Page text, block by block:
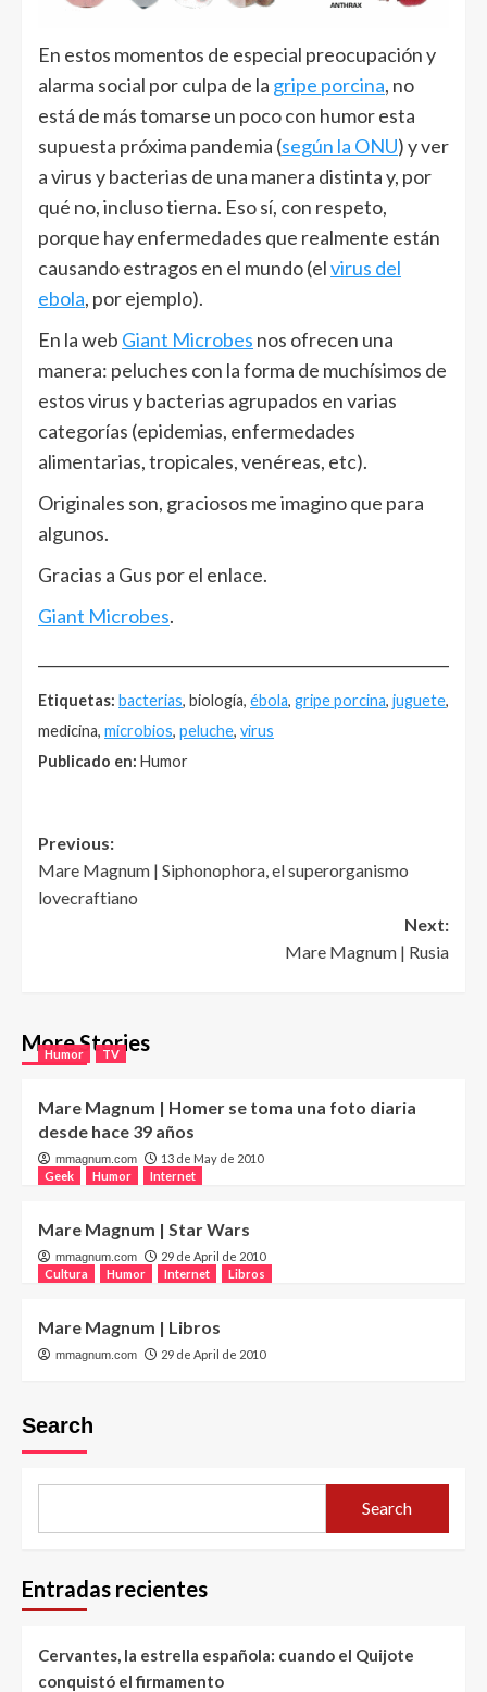
En estos momentos de especial preocupación y
alarma social por culpa de la gripe porcina, no
está de más tomarse un poco con humor esta
supuesta próxima pandemia (según la ONU) y ver
a virus y bacterias de una manera distinta y, por
qué no, incluso tierna. Eso sí, con respeto,
porque hay enfermedades que realmente están
causando estragos en el mundo (elvirus del
ebola, por ejemplo).
En la web Giant Microbes nos ofrecen una
manera: peluches con la forma de muchísimos de
estos virus y bacterias agrupados en varias
categorías (epidemias, enfermedades
alimentarias, tropicales, venéreas, etc).
Originales son, graciosos me imagino que para
algunos.
Gracias a Gus por el enlace.
Giant Microbes.
Etiquetas: bacterias, biología, ébola, gripe porcina, juguete,
medicina, microbios, peluche, virus
Publicado en: Humor
Post
navigation
Previous:
Mare Magnum | Siphonophora, el superorganismo
lovecraftiano
Next:
Mare Magnum | Rusia
More Stories
Humor TV
Mare Magnum | Homer se toma una foto diaria
desde hace 39 años
mmagnum.com
13 de May de 2010
Geek
Humor Internet
Mare Magnum | Star Wars
mmagnum.com
29 de April de 2010
Cultura
Humor Internet Libros
Mare Magnum | Libros
mmagnum.com 29 de April de 2010
Search
Search
Entradas recientes
Cervantes, la estrella española: cuando el Quijote
conquistó el firmamento